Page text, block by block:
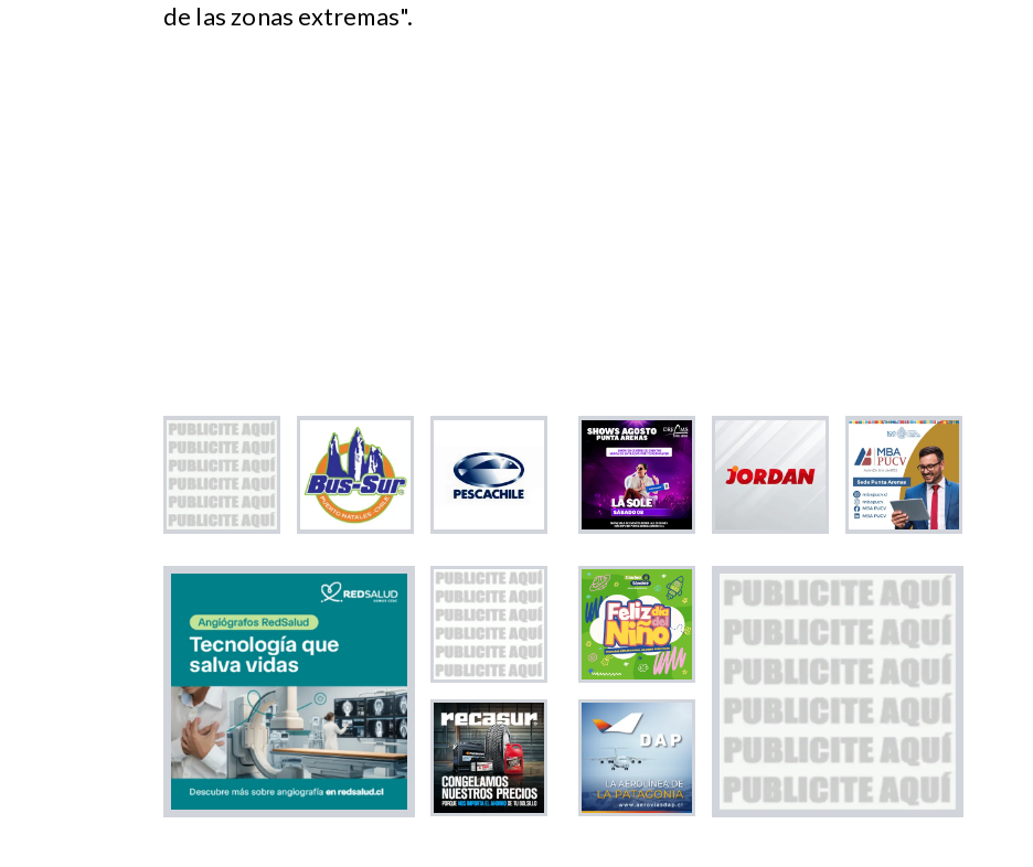
de las zonas extremas".